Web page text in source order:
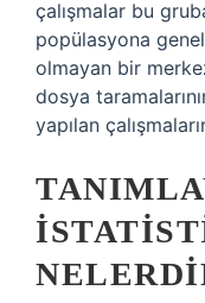
çalışmalar bu
popülasyona
olmayan bir
dosya
yapılan